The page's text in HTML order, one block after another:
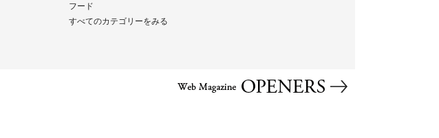
フード
すべてのカテゴリーをみる